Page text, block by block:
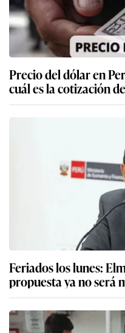
Precio del dólar en
cuál es la cotización
Feriados los lunes:
propuesta ya no será